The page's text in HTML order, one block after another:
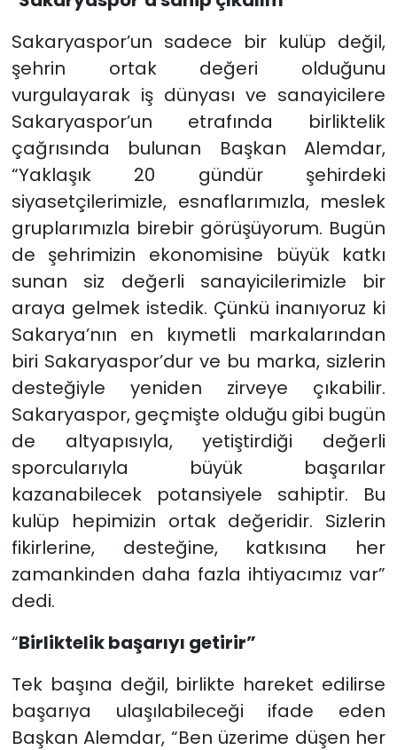
Sakaryaspor’un sadece bir kulüp değil,
şehrin ortak değeri olduğunu
vurgulayarak iş dünyası ve sanayicilere
Sakaryaspor’un etrafında birliktelik
çağrısında bulunan Başkan Alemdar,
“Yaklaşık 20 gündür şehirdeki
siyasetçilerimizle, esnaflarımızla, meslek
gruplarımızla birebir görüşüyorum. Bugün
de şehrimizin ekonomisine büyük katkı
sunan siz değerli sanayicilerimizle bir
araya gelmek istedik. Çünkü inanıyoruz ki
Sakarya’nın en kıymetli markalarından
biri Sakaryaspor’dur ve bu marka, sizlerin
desteğiyle yeniden zirveye çıkabilir.
Sakaryaspor, geçmişte olduğu gibi bugün
de altyapısıyla, yetiştirdiği değerli
sporcularıyla büyük başarılar
kazanabilecek potansiyele sahiptir. Bu
kulüp hepimizin ortak değeridir. Sizlerin
fikirlerine, desteğine, katkısına her
zamankinden daha fazla ihtiyacımız var”
dedi.
“Birliktelik başarıyı getirir”
Tek başına değil, birlikte hareket edilirse
başarıya ulaşılabileceği ifade eden
Başkan Alemdar, “Ben üzerime düşen her